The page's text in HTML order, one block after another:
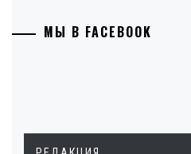
МЫ В FACEBOOK